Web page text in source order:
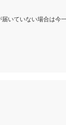
いていない場合は今